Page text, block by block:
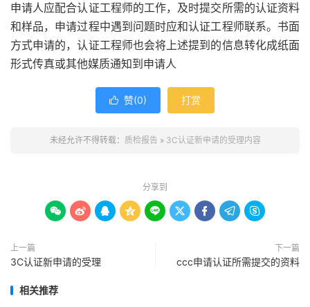
申请人应配合认证工程师的工作，及时提交所需的认证资料
和样品，申请过程中遇到问题时应和认证工程师联系。书面
方式申请的，认证工程师也会将上述提到的信息转化成纸面
形式传真或其他媒质通知到申请人
 赞(0) 打赏
未经允许不得转载： 质检报告 » 3C认证新申请的受理内容
分享到
        
上一篇
3C认证新申请的受理
下一篇
ccc申请认证所需提交的资料
相关推荐